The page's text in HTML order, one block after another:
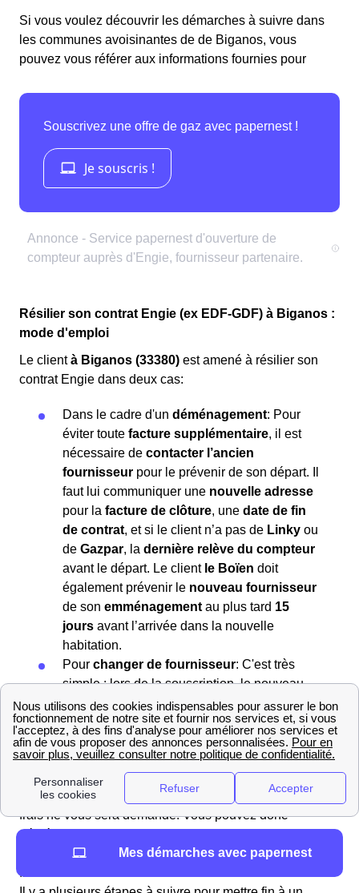
Si vous voulez découvrir les démarches à suivre dans
les communes avoisinantes de de Biganos, vous
pouvez vous référer aux informations fournies pour
Résilier son contrat Engie (ex EDF-GDF) à Biganos :
mode d'emploi
Le clientà Biganos (33380) est amené à résilier son
contrat Engie dans deux cas:
Dans le cadre d'un déménagement: Pour
éviter toute facture supplémentaire, il est
nécessaire de contacter l’ancien
fournisseur pour le prévenir de son départ. Il
faut lui communiquer une nouvelle adresse
pour la facture de clôture, une date de fin
de contrat, et si le client n’a pas de Linky ou
de Gazpar, la dernière relève du compteur
avant le départ. Le client le Boïen doit
également prévenir le nouveau fournisseur
de son emménagement au plus tard 15
jours avant l’arrivée dans la nouvelle
habitation.
Pour changer de fournisseur: C'est très
simple : lors de la souscription, le nouveau
fournisseur se charge de contacter l'ancien
fournisseur et de gérer la résiliation pour
vous.
Si vous êtes un particulier,résilier votre contrat de gaz
d’électricité se fera à frais… nuls
! En effet, aucun
frais ne vous sera demandé. Vous pouvez donc
déménager ou effectuer un changement de fournisseur
d’énergie en toute sérénité, sans vous soucier de vos
finances.
Mes démarches avec papernest